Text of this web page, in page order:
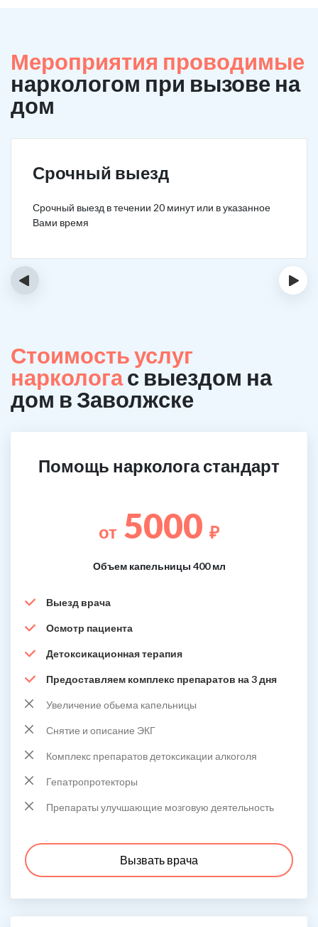
Мероприятия проводимые
наркологом при вызове на
дом
Срочный выезд
Срочный выезд в течении 20 минут или в указанное
Вами время
‹ ›
Стоимость услуг
наркологас выездом на
дом в Заволжске
Помощь нарколога стандарт
от 5000 ₽
Объем капельницы 400 мл
Выезд врача
Осмотр пациента
Детоксикационная терапия
Предоставляем комплекс препаратов на 3 дня
Увеличение обьема капельницы
Снятие и описание ЭКГ
Комплекс препаратов детоксикации алкоголя
Гепатропротекторы
Препараты улучшающие мозговую деятельность
Вызвать врача